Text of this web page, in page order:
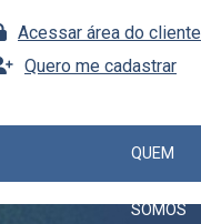
Acessar área do cliente
Quero me cadastrar
QUEM
SOMOS